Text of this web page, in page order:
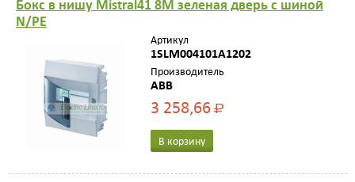
Бокс в нишу Mistral41 8М зеленая дверь с шиной
N/PE
Артикул
1SLM004101A1202
Производитель
ABB
3 258,66Р
В корзину